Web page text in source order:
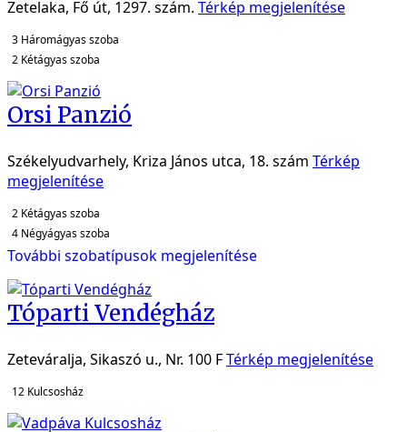
Zetelaka, Fő út, 1297. szám. Térkép megjelenítése
3 Háromágyas szoba
2 Kétágyas szoba
Orsi Panzió
Székelyudvarhely, Kriza János utca, 18. szám Térkép
megjelenítése
2 Kétágyas szoba
4 Négyágyas szoba
További szobatípusok megjelenítése
Tóparti Vendégház
Zeteváralja, Sikaszó u., Nr. 100 FTérkép megjelenítése
12 Kulcsosház